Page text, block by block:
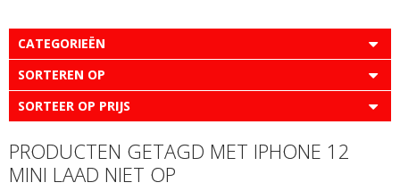
CATEGORIEËN
SORTEREN OP
SORTEER OP PRIJS
PRODUCTEN GETAGD MET IPHONE 12
MINI LAAD NIET OP